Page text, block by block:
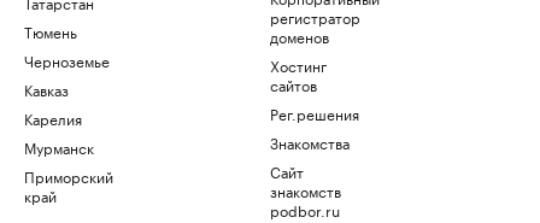
Тюмень
Черноземье
Кавказ
Карелия
Мурманск
Приморский
край
регистратор
доменов
Хостинг
сайтов
Рег.решения
Знакомства
Сайт
знакомств
podbor.ru